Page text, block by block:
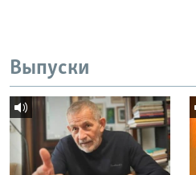
Выпуски